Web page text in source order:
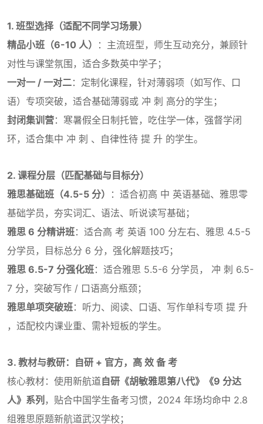
1. 班型选择（适配不同学习场景）
精品小班（6-10 人）
：主流班型，师生互动充分，兼顾针
对性与课堂氛围，适合多数英中学子；
一对一 / 一对二：定制化课程，针对薄弱项（如写作、口
语）专项突破，适合基础薄弱或 冲 刺 高分的学生；
封闭集训营：寒暑假全日制托管，吃住学一体，强督学闭
环，适合集中 冲 刺 、自律性待 提 升 的学生。
2. 课程分层（匹配基础与目标分）
雅思基础班（4.5-5 分）
：适合初高 中 英语基础、雅思零
基础学员，夯实词汇、语法、听说读写基础；
雅思 6 分精讲班：适合高 考 英语 100 分左右、雅思 4.5-5
分学员，目标总分 6 分，强化解题技巧；
雅思 6.5-7 分强化班：适合雅思 5.5-6 分学员， 冲 刺 6.5-
7 分，突破写作 / 口语高分瓶颈；
雅思单项突破班：听力、阅读、口语、写作单科专项 提 升
，适配校内课业重、需补短板的学生。
3. 教材与教研：自研 + 官方，高 效 备 考
核心教材：使用新航道自研《胡敏雅思第八代》《9 分达
人》系列 ，贴合中国学生备考习惯，2024 年场均命中 2.8
组雅思原题新航道武汉学校；